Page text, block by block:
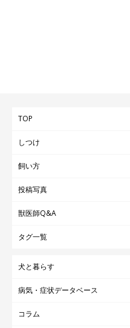
TOP
しつけ
飼い方
投稿写真
獣医師Q&A
タグ一覧
犬と暮らす
病気・症状データベース
コラム